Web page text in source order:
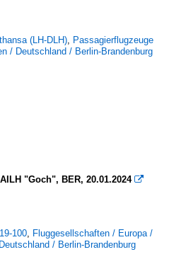
(LH-DLH), Passagierflugzeuge
/ Deutschland / Berlin-Brandenburg
"Goch", BER, 20.01.2024 
100, Fluggesellschaften / Europa /
/ Berlin-Brandenburg